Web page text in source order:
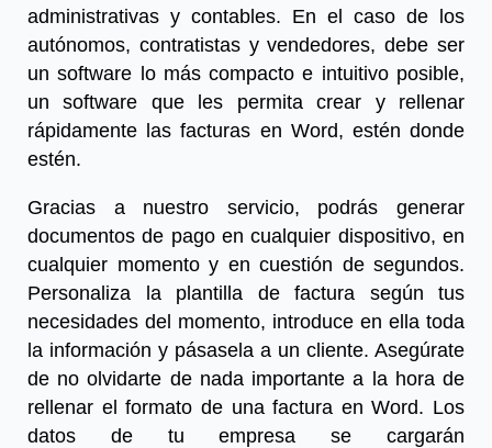
administrativas y contables. En el caso de los
autónomos, contratistas y vendedores, debe ser
un software lo más compacto e intuitivo posible,
un software que les permita crear y rellenar
rápidamente las facturas en Word, estén donde
estén.
Gracias a nuestro servicio, podrás generar
documentos de pago en cualquier dispositivo, en
cualquier momento y en cuestión de segundos.
Personaliza la plantilla de factura según tus
necesidades del momento, introduce en ella toda
la información y pásasela a un cliente. Asegúrate
de no olvidarte de nada importante a la hora de
rellenar el formato de una factura en Word. Los
datos de tu empresa se cargarán